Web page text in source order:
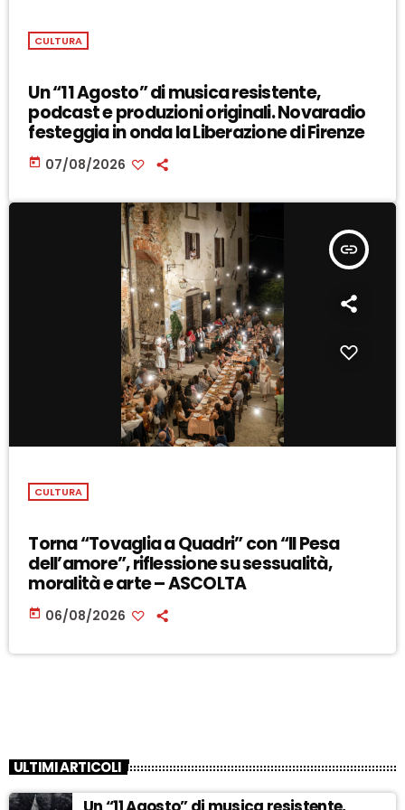
CULTURA
Un “11 Agosto” di musica resistente,
podcast e produzioni originali. Novaradio
festeggia in onda la Liberazione di Firenze
today 07/08/2026
insert_link
CULTURA
Torna “Tovaglia a Quadri” con “Il Pesa
dell’amore”, riflessione su sessualità,
moralità e arte – ASCOLTA
today 06/08/2026
ULTIMI ARTICOLI